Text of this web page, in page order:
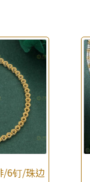
/6钉/珠边